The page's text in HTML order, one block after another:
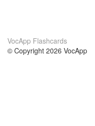
VocApp Flashcards
© Copyright 2026 VocApp